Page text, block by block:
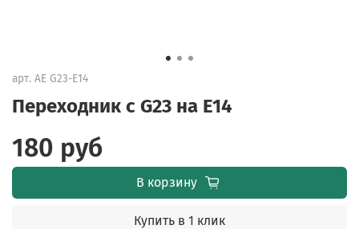
арт. AE G23-E14
Переходник с G23 на E14
180 руб
В корзину
Купить в 1 клик